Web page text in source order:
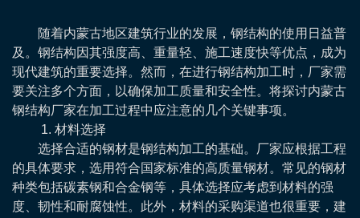
随着内蒙古地区建筑行业的发展，钢结构的使用日益普
及。钢结构因其强度高、重量轻、施工速度快等优点，成为
现代建筑的重要选择。然而，在进行钢结构加工时，厂家需
要关注多个方面，以确保加工质量和安全性。将探讨内蒙古
钢结构厂家在加工过程中应注意的几个关键事项。
1. 材料选择
选择合适的钢材是钢结构加工的基础。厂家应根据工程
的具体要求，选用符合国家标准的高质量钢材。常见的钢材
种类包括碳素钢和合金钢等，具体选择应考虑到材料的强
度、韧性和耐腐蚀性。此外，材料的采购渠道也很重要，建